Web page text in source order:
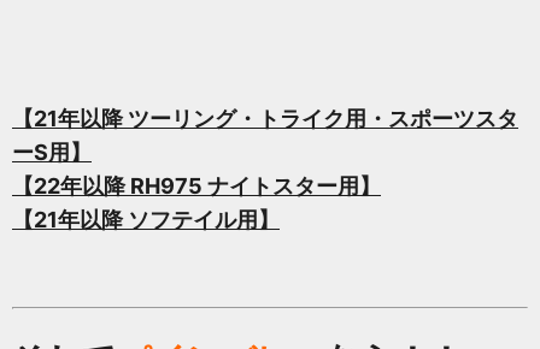
【21年以降 ツーリング・トライク用・スポーツスタ
ーS用】
【22年以降 RH975 ナイトスター用】
【21年以降 ソフテイル用】